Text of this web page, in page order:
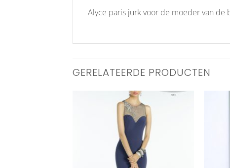
Alyce paris jurk voor de moeder van de
GERELATEERDE PRODUCTEN